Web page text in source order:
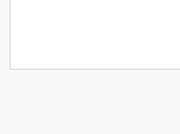
Görüş ve önerileriniz için teşekkür ederiz.